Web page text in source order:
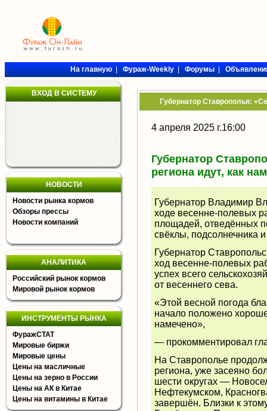
На главную|Фураж-Weekly|Форумы|
ВХОД В СИСТЕМУ
НОВОСТИ
Новости рынка кормов
Обзоры прессы
Новости компаний
АНАЛИТИКА
Российский рынок кормов
Мировой рынок кормов
ИНСТРУМЕНТЫ РЫНКА
ФуражСТАТ
Мировые биржи
Мировые цены
Цены на масличные
Цены на зерно в России
Цены на АК в Китае
Цены на витамины в Китае
Губернатор Ставрополья:
4 апреля 2025 г.16:00
Губернатор
региона идут, как
Губернатор Владимир
ходе весенне-полевых
площадей, отведённых
свёклы, подсолнечника
Губернатор
ход весенне-полевых
успех всего
от весеннего сева.
«Этой весной погода
начало положено
намечено»,
— прокомментировал
На Ставрополье
региона, уже засеяно
шести округах —
Нефтекумском,
завершён. Близки к